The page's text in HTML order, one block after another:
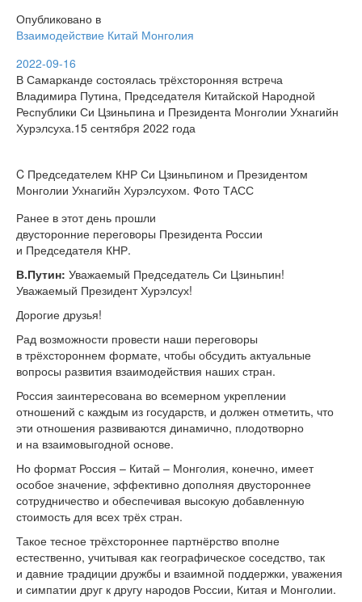
Опубликовано в
Взаимодействие Китай Монголия
2022-09-16
В Самарканде состоялась трёхсторонняя встреча
Владимира Путина, Председателя Китайской Народной
Республики Си Цзиньпина и Президента Монголии Ухнагийн
Хурэлсуха.15 сентября 2022 года
C Председателем КНР Си Цзиньпином и Президентом
Монголии Ухнагийн Хурэлсухом. Фото ТАСС
Ранее в этот день прошли
двусторонние переговоры Президента России
и Председателя КНР.
В.Путин: Уважаемый Председатель Си Цзиньпин!
Уважаемый Президент Хурэлсух!
Дорогие друзья!
Рад возможности провести наши переговоры
в трёхстороннем формате, чтобы обсудить актуальные
вопросы развития взаимодействия наших стран.
Россия заинтересована во всемерном укреплении
отношений с каждым из государств, и должен отметить, что
эти отношения развиваются динамично, плодотворно
и на взаимовыгодной основе.
Но формат Россия – Китай – Монголия, конечно, имеет
особое значение, эффективно дополняя двустороннее
сотрудничество и обеспечивая высокую добавленную
стоимость для всех трёх стран.
Такое тесное трёхстороннее партнёрство вполне
естественно, учитывая как географическое соседство, так
и давние традиции дружбы и взаимной поддержки, уважения
и симпатии друг к другу народов России, Китая и Монголии.